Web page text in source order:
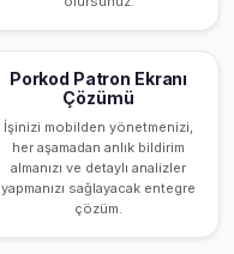
Porkod Patron Ekranı
Çözümü
İşinizi mobilden yönetmenizi,
her aşamadan anlık bildirim
almanızı ve detaylı analizler
yapmanızı sağlayacak entegre
çözüm.